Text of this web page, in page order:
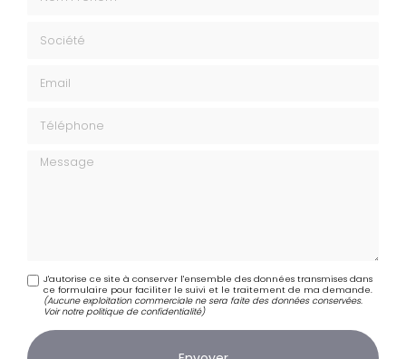
Message
J'autorise ce site à conserver l'ensemble des données transmises dans
ce formulaire pour faciliter le suivi et le traitement de ma demande.
(Aucune exploitation commerciale ne sera faite des données conservées.
Voir notrepolitique de confidentialité)